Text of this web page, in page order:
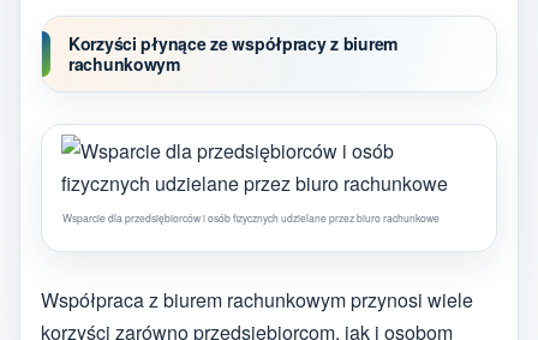
Korzyści płynące ze współpracy z biurem
rachunkowym
Wsparcie dla przedsiębiorców i osób fizycznych udzielane przez biuro rachunkowe
Współpraca z biurem rachunkowym przynosi wiele
korzyści zarówno przedsiębiorcom, jak i osobom